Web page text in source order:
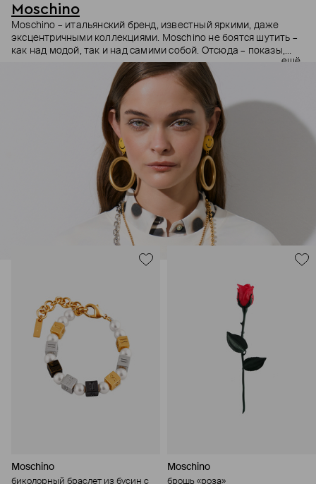
Moschino
Moschino – итальянский бренд, известный яркими, даже
эксцентричными коллекциями. Moschino не боятся шутить –
как над модой, так и над самими собой. Отсюда – показы,
мгновенно становящиеся главными событиями, вирусные
выходы селебрити (помните Кэти Перри в платье-люстре на
бале Института костюма Met Gala в 2019 году?) и
коллаборации с самыми неожиданными кандидатами, от
«Улицы Сезам» до The Sims. Украшения бренда –
гипертрофированно праздничные, практически
нарисованные: с кристаллами размером с ладонь и будто бы
расплавленными сердцами.
ещё
Moschino
биколорный браслет из бусин с
Moschino
брошь «роза»